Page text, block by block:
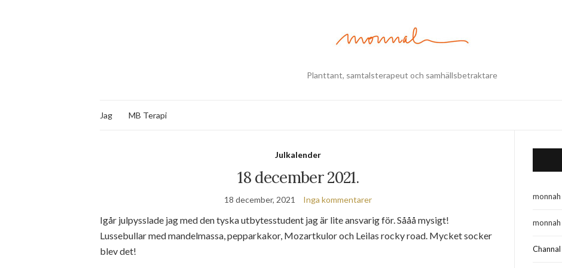
Planttant, samtalsterapeut och samhällsbetraktare
Jag MB Terapi
Julkalender
18 december 2021.
18 december, 2021 Inga kommentarer
Igår julpysslade jag med den tyska utbytesstudent jag är lite ansvarig för. Sååå mysigt!
Lussebullar med mandelmassa, pepparkakor, Mozartkulor och Leilas rocky road. Mycket socker
blev det!
monnah
monnah
Channal